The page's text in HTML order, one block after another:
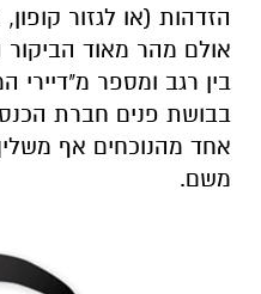
הזדהות (או לגזור
אולם מהר מאוד הביקור
בין רגב ומספר מ"דיירי
בבושת פנים חברת
אחד מהנוכחים אף
משם.